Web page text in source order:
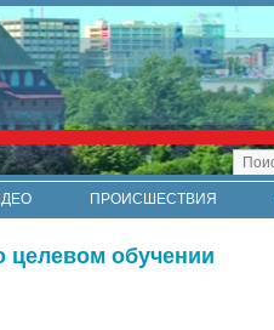
ПРОИСШЕСТВИЯ
целевом обучении